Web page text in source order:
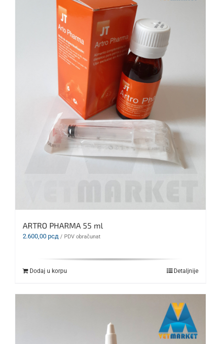
ARTRO PHARMA 55 ml
2.600,00 рсд / PDV obračunat
Dodaj u korpu Detaljnije